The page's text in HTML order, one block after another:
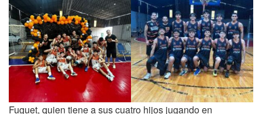
Fuguet, quien tiene a sus cuatro hijos jugando en